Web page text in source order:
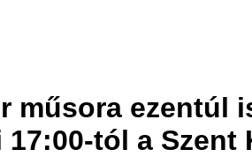
műsora ezentúl
17:00-tól a Szent